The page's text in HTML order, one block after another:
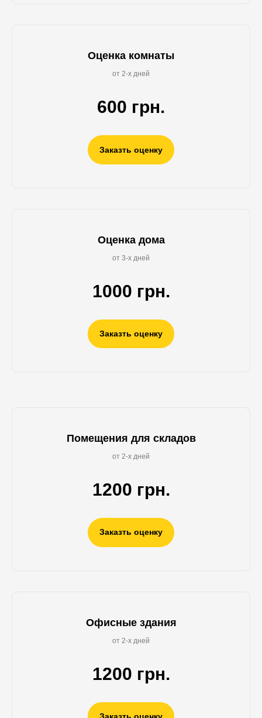
Оценка комнаты
от 2-х дней
600 грн.
Заказть оценку
Оценка дома
от 3-х дней
1000 грн.
Заказть оценку
Помещения для складов
от 2-х дней
1200 грн.
Заказть оценку
Офисные здания
от 2-х дней
1200 грн.
Заказть оценку